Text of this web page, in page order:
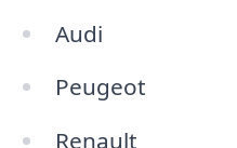
Audi
Peugeot
Renault